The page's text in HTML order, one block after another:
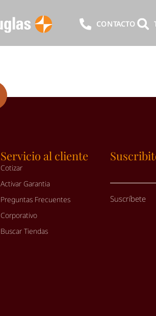
CONTACTO
Servicio al cliente
Cotizar
Activar Garantia
Preguntas Frecuentes
Corporativo
Buscar Tiendas
Suscríbete